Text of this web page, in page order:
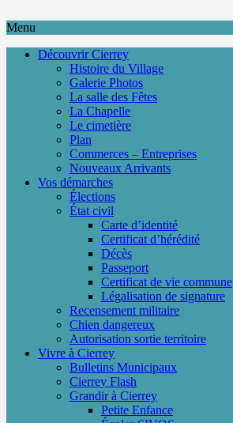
Menu
Découvrir Cierrey
Histoire du Village
Galerie Photos
La salle des Fêtes
La Chapelle
Le cimetière
Plan
Commerces – Entreprises
Nouveaux Arrivants
Vos démarches
Élections
État civil
Carte d’identité
Certificat d’hérédité
Décès
Passeport
Certificat de vie commune
Légalisation de signature
Recensement militaire
Chien dangereux
Autorisation sortie territoire
Vivre à Cierrey
Bulletins Municipaux
Cierrey Flash
Grandir à Cierrey
Petite Enfance